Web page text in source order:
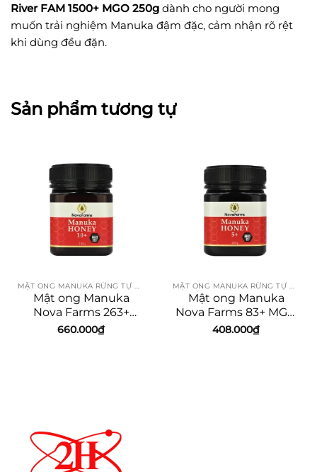
River FAM 1500+ MGO 250g dành cho người mong
muốn trải nghiệm Manuka đậm đặc, cảm nhận rõ rệt
khi dùng đều đặn.
Sản phẩm tương tự
MẬT ONG MANUKA RỪNG TỰ NHIÊN
Mật ong Manuka
Nova Farms 263+
MGO 250g
660.000₫
MẬT ONG MANUKA RỪNG TỰ NHIÊN
Mật ong Manuka
Nova Farms 83+ MGO
250g
408.000₫